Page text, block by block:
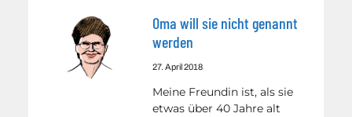
Oma will sie nicht genannt
werden
27. April 2018
Meine Freundin ist, als sie
etwas über 40 Jahre alt